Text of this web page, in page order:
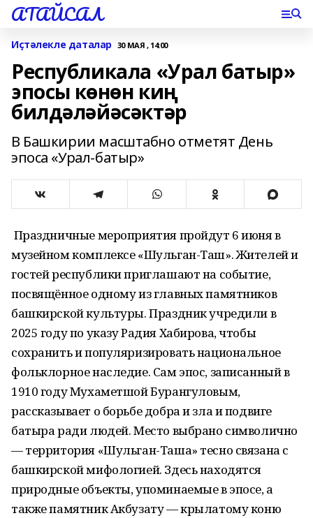
АТАЙСАЛ
Иҫтәлекле даталар 30 МАЯ , 14:00
Республикала «Урал батыр»
эпосы көнөн киң
билдәләйәсәктәр
В Башкирии масштабно отметят День
эпоса «Урал-батыр»
​ Праздничные мероприятия пройдут 6 июня в
музейном комплексе «Шульган-Таш». Жителей и
гостей республики приглашают на событие,
посвящённое одному из главных памятников
башкирской культуры. Праздник учредили в
2025 году по указу Радия Хабирова, чтобы
сохранить и популяризировать национальное
фольклорное наследие. Сам эпос, записанный в
1910 году Мухаметшой Бурангуловым,
рассказывает о борьбе добра и зла и подвиге
батыра ради людей. Место выбрано символично
— территория «Шульган-Таша» тесно связана с
башкирской мифологией. Здесь находятся
природные объекты, упоминаемые в эпосе, а
также памятник Акбузату — крылатому коню